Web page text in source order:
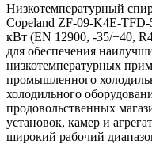
Низкотемпературный
Copeland ZF-09-K4E-TFD-
кВт (EN 12900, -35/+40,
для обеспечения
низкотемпературных
промышленного
холодильного
продовольственных
установок, камер и
широкий рабочий